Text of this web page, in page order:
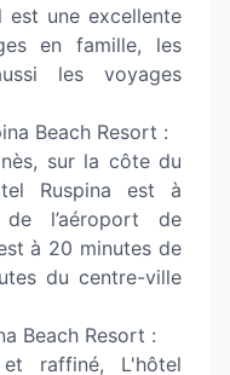
est une excellente
en famille, les
les voyages
Beach Resort :
sur la côte du
Ruspina est à
l’aéroport de
à 20 minutes de
du centre-ville
Beach Resort :
raffiné, L'hôtel